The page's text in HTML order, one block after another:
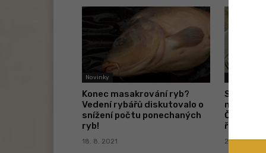
Novinky
Konec masakrování ryb?
Vedení rybářů diskutovalo o
snížení počtu ponechaných
ryb!
18. 8. 2021
ČRS
řešení!
26. 4. 2021